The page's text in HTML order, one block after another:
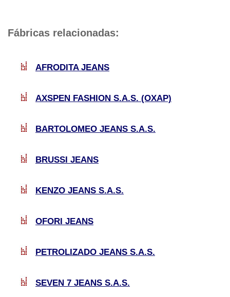
Fábricas relacionadas:
AFRODITA JEANS
AXSPEN FASHION S.A.S. (OXAP)
BARTOLOMEO JEANS S.A.S.
BRUSSI JEANS
KENZO JEANS S.A.S.
OFORI JEANS
PETROLIZADO JEANS S.A.S.
SEVEN 7 JEANS S.A.S.